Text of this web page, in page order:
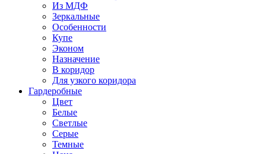
Из МДФ
Зеркальные
Особенности
Купе
Эконом
Назначение
В коридор
Для узкого коридора
Гардеробные
Цвет
Белые
Светлые
Серые
Темные